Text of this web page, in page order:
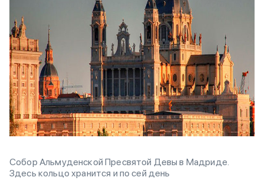
Собор Альмуденской Пресвятой Девы в Мадриде.
Здесь кольцо хранится и по сей день